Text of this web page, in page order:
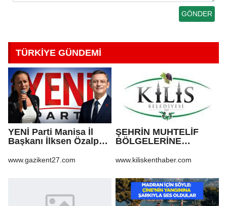
TÜRKİYE GÜNDEMİ
YENİ Parti Manisa İl
Başkanı İlksen Özalper
www.gazikent27.com
ŞEHRİN MUHTELİF
BÖLGELERİNE
VE BOZULAN
ONARILMASI YAPIM İŞİ
www.kiliskenthaber.com